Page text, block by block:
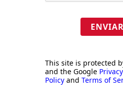
ENVIAR
This site is protected
and the Google Privacy
Policy and Terms of